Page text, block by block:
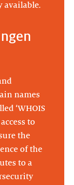
available.
names
‘WHOIS
to
the
of the
to a